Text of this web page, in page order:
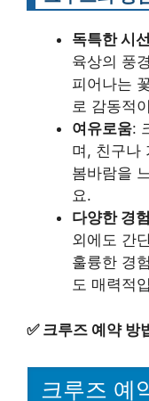
독특한 시선
육상의 풍
피어나는
로 감동적
여유로움:
며, 친구나
봄바람을
요.
다양한 경험
외에도 간
훌륭한 경
도 매력적
✅ 크루즈 예약 방
크루즈 예